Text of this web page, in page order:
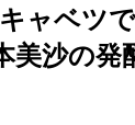
ャベツ
美沙の発